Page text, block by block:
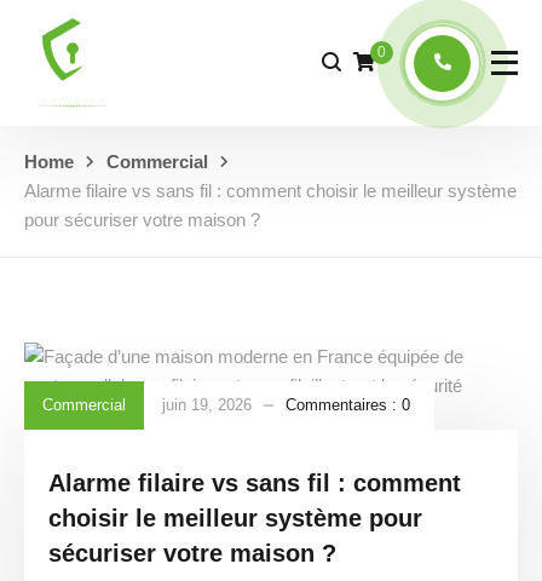
0
Home
Commercial
Alarme filaire vs sans fil : comment choisir le meilleur système
pour sécuriser votre maison ?
Commercial juin 19, 2026 Commentaires : 0
Alarme filaire vs sans fil : comment
choisir le meilleur système pour
sécuriser votre maison ?